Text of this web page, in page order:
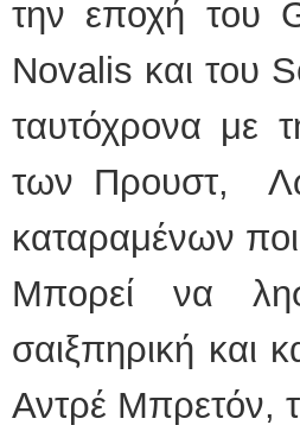
την εποχή του
Novalis και του
ταυτόχρονα με
των Προυστ,
καταραμένων
Μπορεί να
σαιξπηρική και
Αντρέ Μπρετόν,